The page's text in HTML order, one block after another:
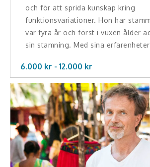
och för att sprida kunskap kring
funktionsvariationer. Hon har
var fyra år och först i vuxen ålder
sin stamning. Med sina
6.000 kr - 12.000 kr